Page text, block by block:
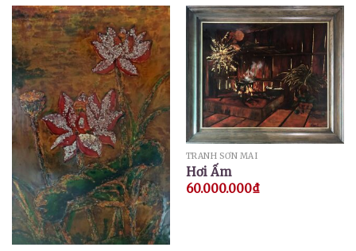
TRANH SƠN MÀI
Hơi Ấm
60.000.000₫